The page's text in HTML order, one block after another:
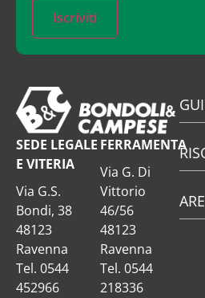
Iscriviti
SEDE LEGALE
E VITERIA
Via G.S.
Bondi, 38
48123
Ravenna
Tel. 0544
452966
FERRAMENTA
Via G. Di
Vittorio
46/56
48123
Ravenna
Tel. 0544
218336